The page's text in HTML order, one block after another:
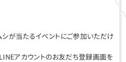
シが当たるイベントにご参加いただけ
アカウントのお友だち登録画面を